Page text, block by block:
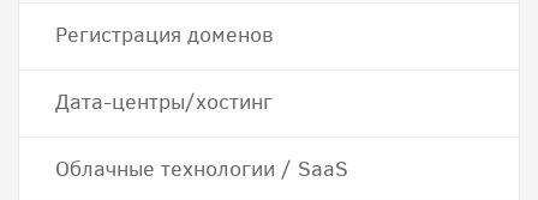
Регистрация доменов
Дата-центры/хостинг
Облачные технологии / SaaS